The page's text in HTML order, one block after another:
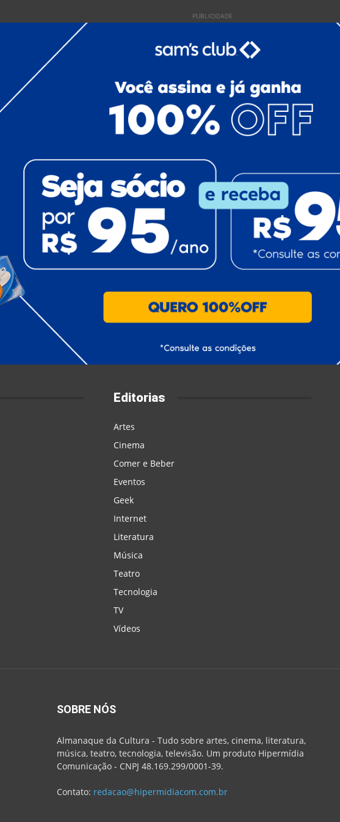
PUBLICIDADE
Editorias
Artes
Cinema
Comer e Beber
Eventos
Geek
Internet
Literatura
Música
Teatro
Tecnologia
TV
Vídeos
SOBRE NÓS
Almanaque da Cultura - Tudo sobre artes, cinema, literatura,
música, teatro, tecnologia, televisão. Um produto Hipermídia
Comunicação - CNPJ 48.169.299/0001-39.
Contato: redacao@hipermidiacom.com.br